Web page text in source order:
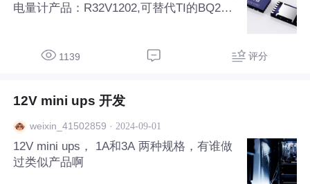
电量计产品：R32V1202,可替代TI的BQ275
芯片。R32V1202库伦计面向的应用为工业
1139 评分
12V mini ups 开发
weixin_41502859 · 2024-09-01
12V mini ups， 1A和3A 两种规格，有谁做
过类似产品啊